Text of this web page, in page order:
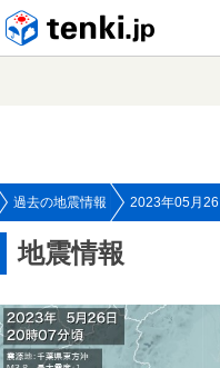
過去の地震情報 2023年05月26
地震情報